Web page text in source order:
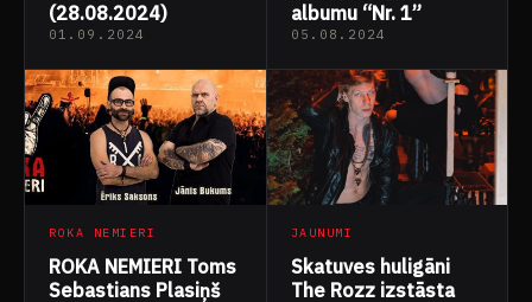
(28.08.2024)
01.09.2024
albumu “Nr. 1”
05.08.2024
ROKA NEMIERI
ROKA NEMIERI Toms
Sebastians Plasiņš
JAUNUMI
Skatuves huligāni
The Rozz izstāsta